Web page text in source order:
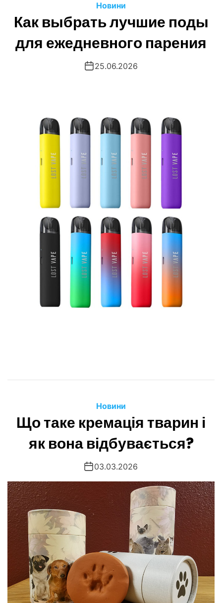
Новини
Как выбрать лучшие поды
для ежедневного парения
25.06.2026
Новини
Що таке кремація тварин і
як вона відбувається?
03.03.2026